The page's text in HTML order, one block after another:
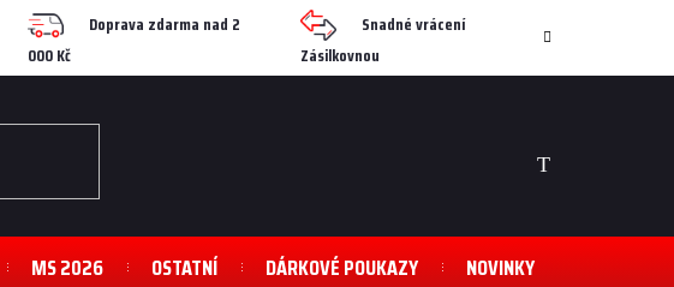
Doprava zdarma nad 2
000 Kč
Snadné vrácení
Zásilkovnou
NÁKUPNÍ
MS 2026 OSTATNÍ DÁRKOVÉ POUKAZY NOVINKY